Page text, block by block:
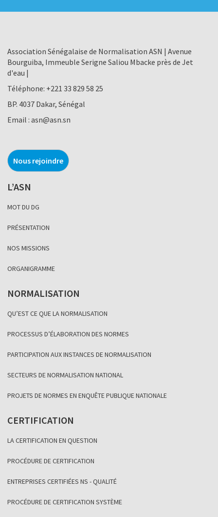
Association Sénégalaise de Normalisation ASN | Avenue
Bourguiba, Immeuble Serigne Saliou Mbacke près de Jet
d'eau |
Téléphone: +221 33 829 58 25
BP. 4037 Dakar, Sénégal
Email : asn@asn.sn
Nous rejoindre
L’ASN
MOT DU DG
PRÉSENTATION
NOS MISSIONS
ORGANIGRAMME
NORMALISATION
QU’EST CE QUE LA NORMALISATION
PROCESSUS D’ÉLABORATION DES NORMES
PARTICIPATION AUX INSTANCES DE NORMALISATION
SECTEURS DE NORMALISATION NATIONAL
PROJETS DE NORMES EN ENQUÊTE PUBLIQUE NATIONALE
CERTIFICATION
LA CERTIFICATION EN QUESTION
PROCÉDURE DE CERTIFICATION
ENTREPRISES CERTIFIÉES NS - QUALITÉ
PROCÉDURE DE CERTIFICATION SYSTÈME